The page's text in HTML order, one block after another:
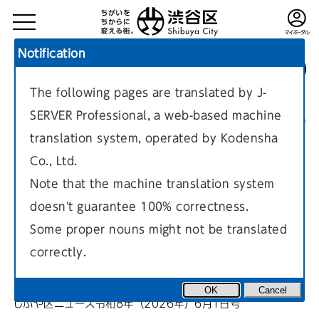
しぶや区ニュース令和8年（2026年）6月1日号
現在のページ
ハチペイキャンペーンのお知ら
せ
しぶや区ニュース令和8年（2026年）6月1日号
Notification
The following pages are translated by J-
SERVER Professional, a web-based machine
translation system, operated by Kodensha
Co., Ltd.
Note that the machine translation system
doesn't guarantee 100% correctness.
Some proper nouns might not be translated
correctly.
OK Cancel